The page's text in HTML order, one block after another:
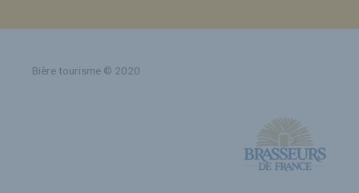
Bière tourisme © 2020